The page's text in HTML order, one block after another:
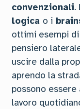
convenzionali.
logica o i
ottimi esempi
pensiero
uscire dalla
aprendo la
possono
lavoro